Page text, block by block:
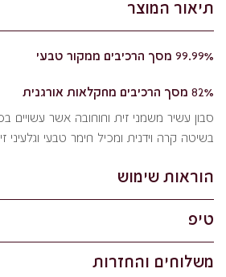
תיאור המוצר
99.99% מסך הרכיבים ממקור טבעי
82% מסך הרכיבים מחקלאות אורגנית
סבון עשיר משמני זית וחוחובה אשר עשויים
בשיטה קרה וידנית ומכיל חימר טבעי וגלעיני
הוראות שימוש
טיפ
משלוחים והחזרות